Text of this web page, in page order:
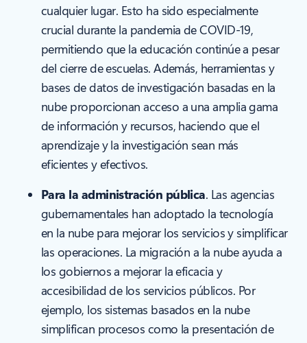
cualquier lugar. Esto ha sido especialmente
crucial durante la pandemia de COVID-19,
permitiendo que la educación continúe a pesar
del cierre de escuelas. Además, herramientas y
bases de datos de investigación basadas en la
nube proporcionan acceso a una amplia gama
de información y recursos, haciendo que el
aprendizaje y la investigación sean más
eficientes y efectivos.
Para la administración pública. Las agencias
gubernamentales han adoptado la tecnología
en la nube para mejorar los servicios y simplificar
las operaciones. La migración a la nube ayuda a
los gobiernos a mejorar la eficacia y
accesibilidad de los servicios públicos. Por
ejemplo, los sistemas basados en la nube
simplifican procesos como la presentación de